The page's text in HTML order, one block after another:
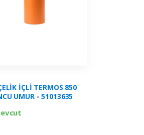
İÇLİ TERMOS 850
UMUR - 51013635